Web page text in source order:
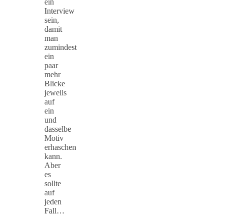
ein
Interview
sein,
damit
man
zumindest
ein
paar
mehr
Blicke
jeweils
auf
ein
und
dasselbe
Motiv
erhaschen
kann.
Aber
es
sollte
auf
jeden
Fall…